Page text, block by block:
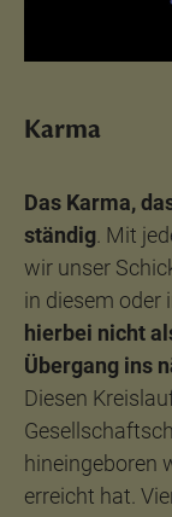
Karma
Das Karma,
ständig . Mit
wir unser
in diesem oder
hierbei nicht
Übergang ins
Diesen
hineingeboren
erreicht hat.